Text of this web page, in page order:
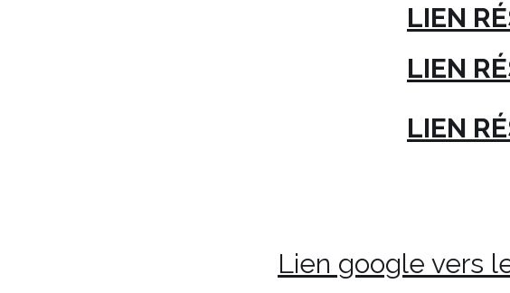
LIEN
LIEN
LIEN
Lien google vers